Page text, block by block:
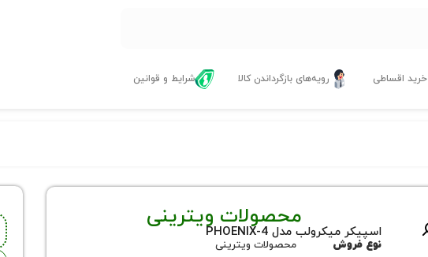
خرید اقساطی رویه‌های بازگرداندن کالا شرایط و قوانین
محصولات ویترینی
اسپیکر میکرولب مدل PHOENIX-4
نوع فروش
محصولات ویترینی